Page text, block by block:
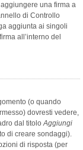
una firma a
di Controllo
aggiunta ai singoli
all’interno del
(o quando
dovresti vedere,
dal titoloAggiungi
di creare sondaggi).
di risposta (per